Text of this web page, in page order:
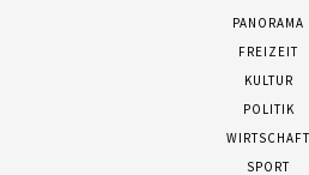
PANORAMA
FREIZEIT
KULTUR
POLITIK
WIRTSCHAFT
SPORT